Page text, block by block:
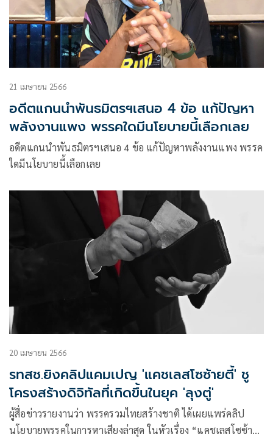
21 เมษายน 2566
อดีตแกนนำพันธมิตรฯเสนอ 4 ข้อ แก้ปัญหา
พลังงานแพง พรรคใดมีนโยบายนี้เลือกเลย
อดีตแกนนำพันธมิตรฯเสนอ 4 ข้อ แก้ปัญหาพลังงานแพง พรรค
ใดมีนโยบายนี้เลือกเลย
20 เมษายน 2566
รทสช.ยิงคลิปแคมเปญ 'แคชเลสโซซ้ายตี้' ชู
โครงสร้างดิจิทัลที่เกิดขึ้นในยุค 'ลุงตู่'
ผู้สื่อข่าวรายงานว่า พรรครวมไทยสร้างชาติ ได้เผยแพร่คลิป
นโยบายพรรคในการหาเสียงล่าสุด ในหัวเรื่อง “แคชเลสโซซ้าย